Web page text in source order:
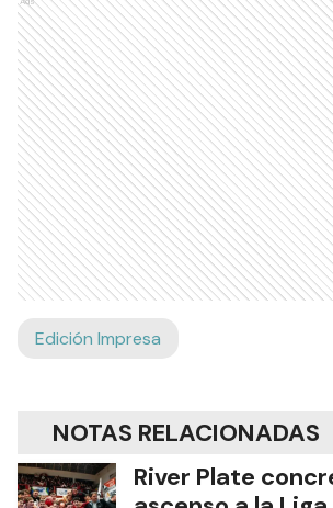
Ads
Edición Impresa